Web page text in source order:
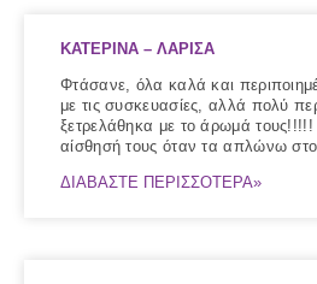
ΚΑΤΕΡΙΝΑ – ΛΑΡΙΣΑ
Φτάσανε, όλα καλά και
με τις συσκευασίες, αλλά πολύ
ξετρελάθηκα με το άρωμά
αίσθησή τους όταν τα απλώνω
ΔΙΑΒΑΣΤΕ ΠΕΡΙΣΣΟΤΕΡΑ»